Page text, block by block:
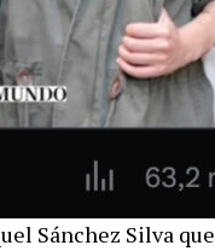
Sánchez Silva que